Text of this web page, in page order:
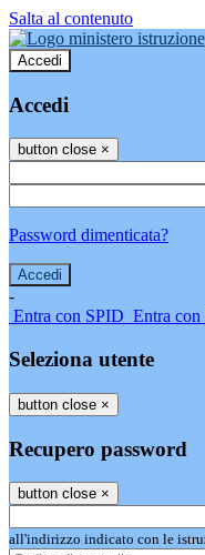
Salta al contenuto
Accedi
Accedi
button close ×
Password dimenticata?
-
Entra con SPID Entra con
Seleziona utente
button close ×
Recupero password
button close ×
all'indirizzo indicato con le